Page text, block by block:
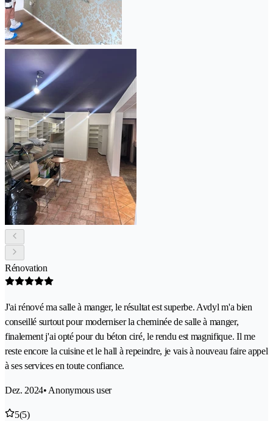
Rénovation
J'ai rénové ma salle à manger, le résultat est superbe. Avdyl m'a bien
conseillé surtout pour moderniser la cheminée de salle à manger,
finalement j'ai opté pour du béton ciré, le rendu est magnifique. Il me
reste encore la cuisine et le hall à repeindre, je vais à nouveau faire appel
à ses services en toute confiance.
Dez. 2024• Anonymous user
5(5)